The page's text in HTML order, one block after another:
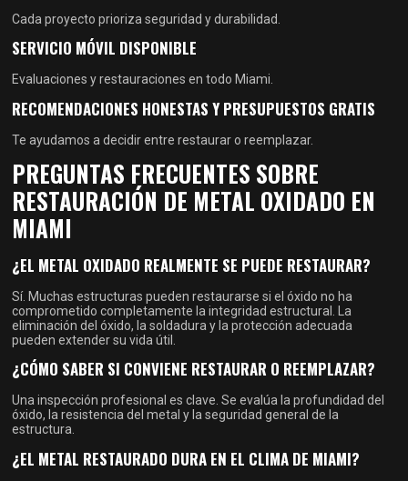
Cada proyecto prioriza seguridad y durabilidad.
SERVICIO MÓVIL DISPONIBLE
Evaluaciones y restauraciones en todo Miami.
RECOMENDACIONES HONESTAS Y PRESUPUESTOS GRATIS
Te ayudamos a decidir entre restaurar o reemplazar.
PREGUNTAS FRECUENTES SOBRE
RESTAURACIÓN DE METAL OXIDADO EN
MIAMI
¿EL METAL OXIDADO REALMENTE SE PUEDE RESTAURAR?
Sí. Muchas estructuras pueden restaurarse si el óxido no ha
comprometido completamente la integridad estructural. La
eliminación del óxido, la soldadura y la protección adecuada
pueden extender su vida útil.
¿CÓMO SABER SI CONVIENE RESTAURAR O REEMPLAZAR?
Una inspección profesional es clave. Se evalúa la profundidad del
óxido, la resistencia del metal y la seguridad general de la
estructura.
¿EL METAL RESTAURADO DURA EN EL CLIMA DE MIAMI?